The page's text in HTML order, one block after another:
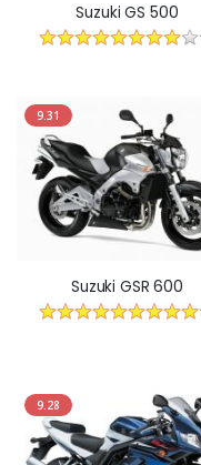
Suzuki GS 500
9.31
Suzuki GSR 600
9.28